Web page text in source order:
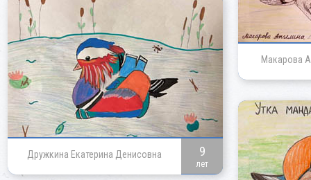
Макарова
Дружкина Екатерина Денисовна 9
лет